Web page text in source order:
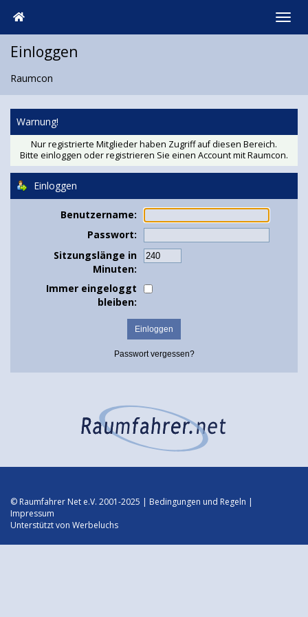
Einloggen
Raumcon
Warnung!
Nur registrierte Mitglieder haben Zugriff auf diesen Bereich.
Bitte einloggen oderregistrieren Sie einen Accountmit Raumcon.
Einloggen
Benutzername:
Passwort:
Sitzungslänge in
Minuten:
Immer eingeloggt
bleiben:
Passwort vergessen?
© Raumfahrer Net e.V. 2001-2025 | Bedingungen und Regeln
Impressum
Unterstützt von Werbeluchs